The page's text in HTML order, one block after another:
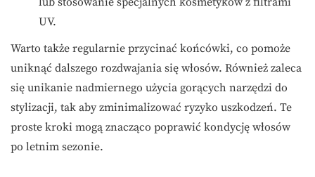
UV.
Warto także regularnie przycinać końcówki, co pomoże
uniknąć dalszego rozdwajania się włosów. Również zaleca
się unikanie nadmiernego użycia gorących narzędzi do
stylizacji, tak aby zminimalizować ryzyko uszkodzeń. Te
proste kroki mogą znacząco poprawić kondycję włosów
po letnim sezonie.